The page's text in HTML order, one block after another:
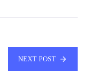
NEXT POST